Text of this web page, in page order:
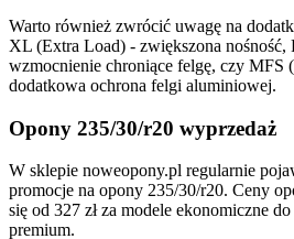
Warto również zwrócić uwagę na
XL (Extra Load) - zwiększona nośność,
wzmocnienie chroniące felgę, czy MFS
dodatkowa ochrona felgi aluminiowej.
Opony 235/30/r20 wyprzedaż
W sklepie noweopony.pl regularnie
promocje na opony 235/30/r20. Ceny
się od 327 zł za modele ekonomiczne
premium.